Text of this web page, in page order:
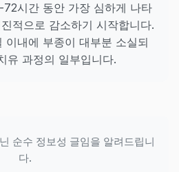
시간 동안 가장 심하게 나타
적으로 감소하기 시작합니다.
내에 부종이 대부분 소실되
유 과정의 일부입니다.
순수 정보성 글임을 알려드립니
다.